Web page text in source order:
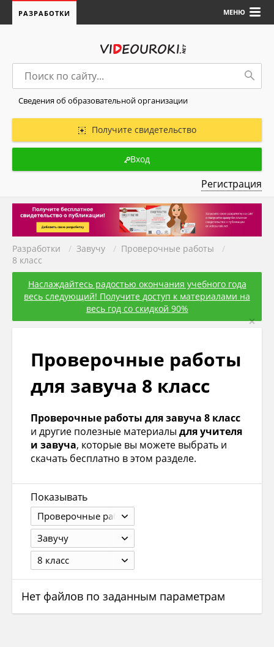
МЕНЮ
РАЗРАБОТКИ
Сведения об образовательной организации
Получите свидетельство
Вход
Регистрация
Разработки / Завучу / Проверочные работы
/
8 класс
Наслаждайтесь радостью окончания учебного года
весь следующий! Получите доступ к материалами на
весь год со скидкой 90%
×
Проверочные работы
для завуча 8 класс
Проверочные работы для завуча 8 класс
и другие полезные материалы для учителя
и завуча, которые вы можете выбрать и
скачать бесплатно в этом разделе.
Показывать
Проверочные работы
Завучу
8 класс
Нет файлов по заданным параметрам